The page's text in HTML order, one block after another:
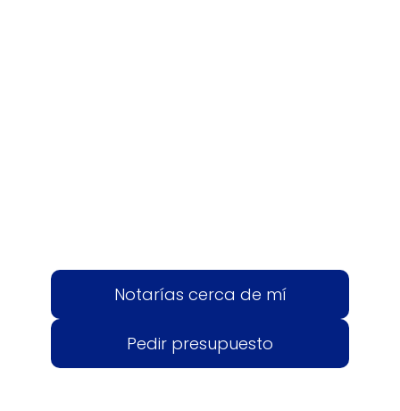
Notarías cerca de mí
Pedir presupuesto